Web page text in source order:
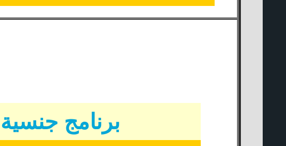
برنامج جنسية